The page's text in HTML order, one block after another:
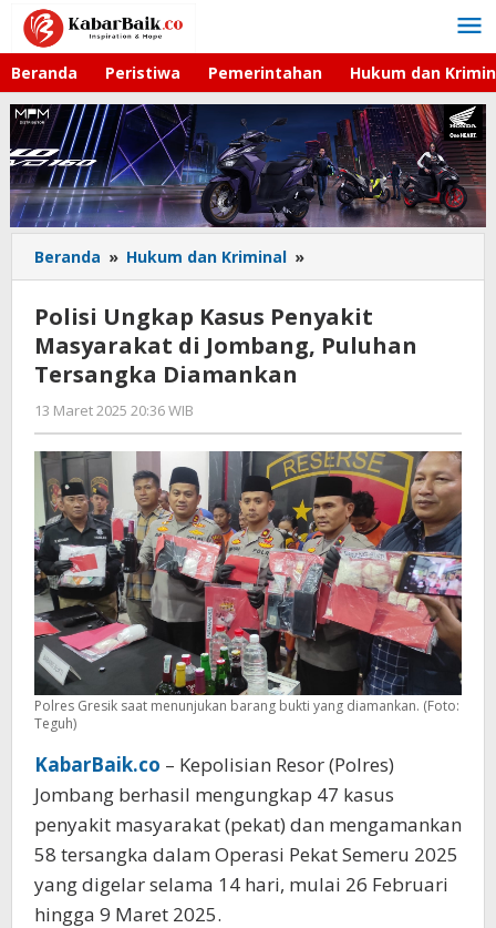
Lewati
konten
Beranda Peristiwa Pemerintahan Hukum dan
Beranda » Hukum dan Kriminal »
Ungkap
Kasus
Penyakit
Masyarakat
Diamankan
Polisi Ungkap Kasus Penyakit
Masyarakat di Jombang, Puluhan
Tersangka Diamankan
13 Maret 2025 20:36 WIB
Andika
DP
Polres Gresik saat menunjukan barang bukti yang diamankan. (Foto:
Teguh)
KabarBaik.co – Kepolisian Resor (Polres)
Jombang berhasil mengungkap 47 kasus
penyakit masyarakat (pekat) dan mengamankan
58 tersangka dalam Operasi Pekat Semeru 2025
yang digelar selama 14 hari, mulai 26 Februari
hingga 9 Maret 2025.